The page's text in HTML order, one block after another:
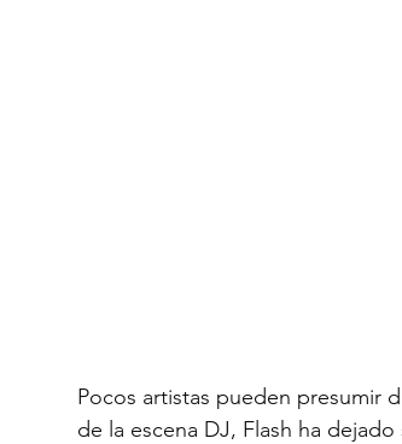
Pocos artistas pueden presumir
de la escena DJ, Flash ha